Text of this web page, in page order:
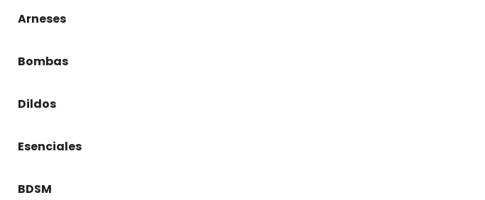
Arneses
Bombas
Dildos
Esenciales
BDSM